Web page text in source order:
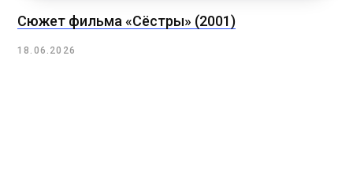
Сюжет фильма «Сёстры» (2001)
18.06.2026